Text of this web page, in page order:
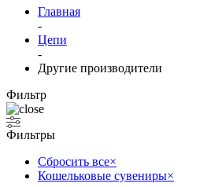
Главная
-
Цепи
-
Другие производители
Фильтр
Фильтры
Сбросить все×
Кошельковые сувениры×